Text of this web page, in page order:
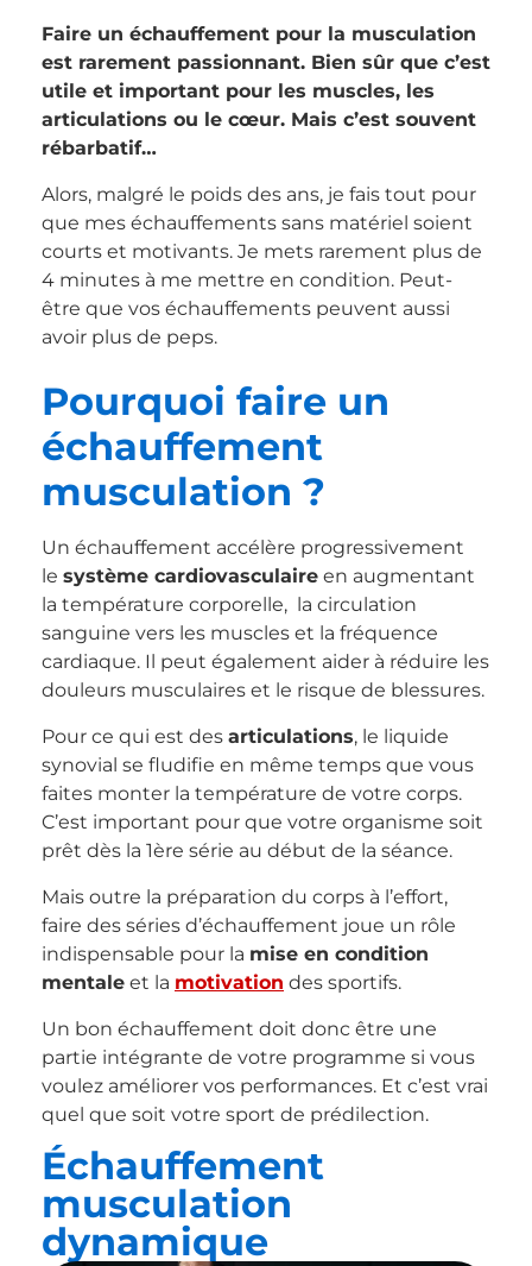
Faire un échauffement pour la musculation
est rarement passionnant. Bien sûr que c’est
utile et important pour les muscles, les
articulations ou le cœur. Mais c’est souvent
rébarbatif…
Alors, malgré le poids des ans, je fais tout pour
que mes échauffements sans matériel soient
courts et motivants. Je mets rarement plus de
4 minutes à me mettre en condition. Peut-
être que vos échauffements peuvent aussi
avoir plus de peps.
Pourquoi faire un
échauffement
musculation ?
Un échauffement accélère progressivement
le système cardiovasculaire en augmentant
la température corporelle, la circulation
sanguine vers les muscles et la fréquence
cardiaque. Il peut également aider à réduire les
douleurs musculaires et le risque de blessures.
Pour ce qui est des articulations, le liquide
synovial se fludifie en même temps que vous
faites monter la température de votre corps.
C’est important pour que votre organisme soit
prêt dès la 1ère série au début de la séance.
Mais outre la préparation du corps à l’effort,
faire des séries d’échauffement joue un rôle
indispensable pour la mise en condition
mentale et la motivation des sportifs.
Un bon échauffement doit donc être une
partie intégrante de votre programme si vous
voulez améliorer vos performances. Et c’est vrai
quel que soit votre sport de prédilection.
Échauffement
musculation
dynamique